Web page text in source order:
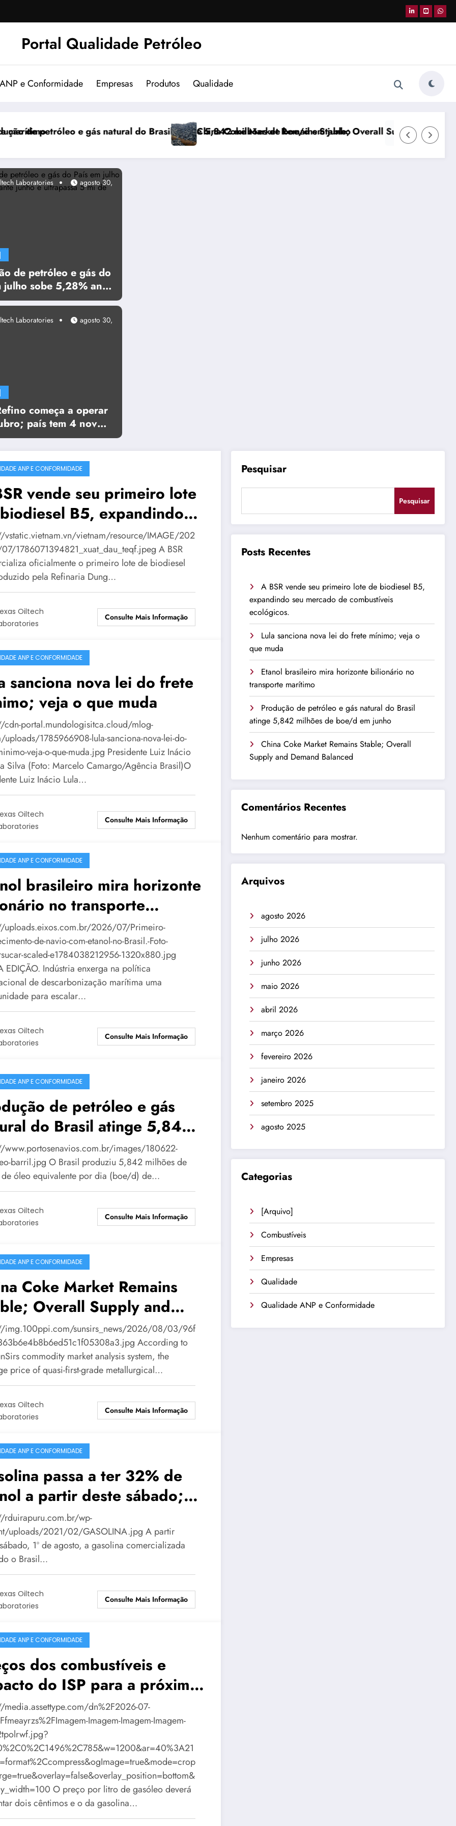
Portal Qualidade Petróleo
e Conformidade Empresas Produtos Qualidade
atinge 5,842 milhões de boe/d em junho
China Coke Market Remains Stable; Overall Supply and Demand Balanced
Gasolina passa a ter 32% de etanol a partir
de petróleo e gás do
julho sobe 5,28% ante
5 mi de
Laboratories
agosto 30,
começa a operar
país tem 4 novos
Laboratories
agosto 30,
ANP E CONFORMIDADE
vende seu primeiro lote
B5, expandindo
mercado de combustíveis
vstatic.vietnam.vn/vietnam/resource/IMAGE/202
1786071394821_xuat_dau_teqf.jpeg A BSR
oficialmente o primeiro lote de biodiesel
pela Refinaria Dung…
Oiltech
Consulte Mais Informação
ANP E CONFORMIDADE
sanciona nova lei do frete
veja o que muda
cdn-portal.mundologisitca.cloud/mlog-
uploads/1785966908-lula-sanciona-nova-lei-do-
veja-o-que-muda.jpg Presidente Luiz Inácio
Silva (Foto: Marcelo Camargo/Agência Brasil)O
Luiz Inácio Lula…
Oiltech
Consulte Mais Informação
ANP E CONFORMIDADE
brasileiro mira horizonte
no transporte
uploads.eixos.com.br/2026/07/Primeiro-
de-navio-com-etanol-no-Brasil.-Foto-
scaled-e1784038212956-1320x880.jpg
EDIÇÃO. Indústria enxerga na política
de descarbonização marítima uma
para escalar…
Oiltech
Consulte Mais Informação
ANP E CONFORMIDADE
de petróleo e gás
do Brasil atinge 5,842
de boe/d em junho
www.portosenavios.com.br/images/180622-
barril.jpg O Brasil produziu 5,842 milhões de
óleo equivalente por dia (boe/d) de…
Oiltech
Consulte Mais Informação
ANP E CONFORMIDADE
Coke Market Remains
Overall Supply and
Balanced
img.100ppi.com/sunsirs_news/2026/08/03/96f
According to
commodity market analysis system, the
price of quasi-first-grade metallurgical…
Oiltech
Consulte Mais Informação
ANP E CONFORMIDADE
passa a ter 32% de
a partir deste sábado;
de Passo Fundo já
nova composição
rduirapuru.com.br/wp-
uploads/2021/02/GASOLINA.jpg A partir
1º de agosto, a gasolina comercializada
o Brasil…
Oiltech
Consulte Mais Informação
ANP E CONFORMIDADE
dos combustíveis e
do ISP para a próxima
media.assettype.com/dn%2F2026-07-
Imagem-Imagem-Imagem-
O preço por litro de gasóleo deverá
dois cêntimos e o da gasolina…
Pesquisar
Pesquisar
Posts Recentes
A BSR vende seu primeiro lote de biodiesel B5,
expandindo seu mercado de combustíveis
ecológicos.
Lula sanciona nova lei do frete mínimo; veja o
que muda
Etanol brasileiro mira horizonte bilionário no
transporte marítimo
Produção de petróleo e gás natural do Brasil
atinge 5,842 milhões de boe/d em junho
China Coke Market Remains Stable; Overall
Supply and Demand Balanced
Comentários Recentes
Nenhum comentário para mostrar.
Arquivos
agosto 2026
julho 2026
junho 2026
maio 2026
abril 2026
março 2026
fevereiro 2026
janeiro 2026
setembro 2025
agosto 2025
Categorias
[Arquivo]
Combustíveis
Empresas
Qualidade
Qualidade ANP e Conformidade